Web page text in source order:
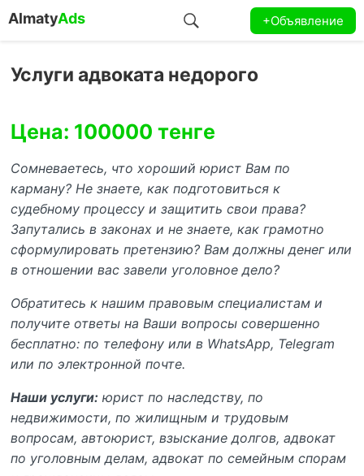
AlmatyAds +Объявление
Услуги адвоката недорого
Цена: 100000 тенге
Сомневаетесь, что хороший юрист Вам по
карману? Не знаете, как подготовиться к
судебному процессу и защитить свои права?
Запутались в законах и не знаете, как грамотно
сформулировать претензию? Вам должны денег или
в отношении вас завели уголовное дело?
Обратитесь к нашим правовым специалистам и
получите ответы на Ваши вопросы совершенно
бесплатно: по телефону или в WhatsApp, Telegram
или по электронной почте.
Наши услуги: юрист по наследству, по
недвижимости, по жилищным и трудовым
вопросам, автоюрист, взыскание долгов, адвокат
по уголовным делам, адвокат по семейным спорам